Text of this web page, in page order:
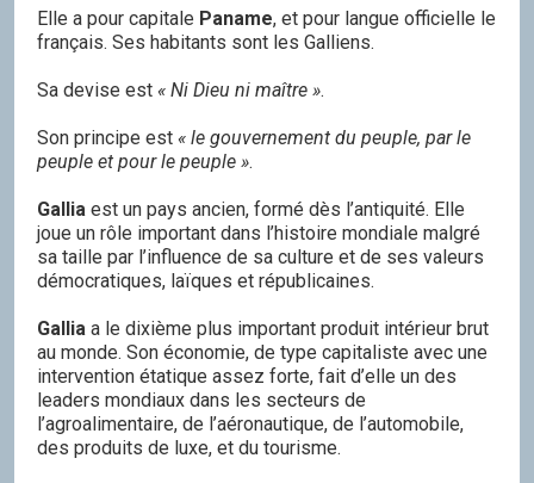
Elle a pour capitale Paname, et pour langue officielle le
français. Ses habitants sont les Galliens.
Sa devise est « Ni Dieu ni maître ».
Son principe est « le gouvernement du peuple, par le
peuple et pour le peuple ».
Gallia est un pays ancien, formé dès l’antiquité. Elle
joue un rôle important dans l’histoire mondiale malgré
sa taille par l’influence de sa culture et de ses valeurs
démocratiques, laïques et républicaines.
Gallia a le dixième plus important produit intérieur brut
au monde. Son économie, de type capitaliste avec une
intervention étatique assez forte, fait d’elle un des
leaders mondiaux dans les secteurs de
l’agroalimentaire, de l’aéronautique, de l’automobile,
des produits de luxe, et du tourisme.